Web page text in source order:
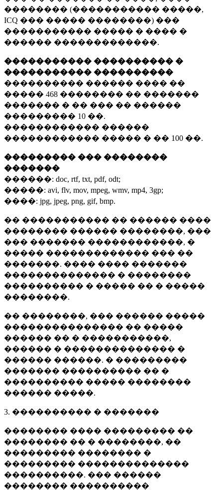
�������� (����������� �����,
ICQ ��� ����� ��������) ���
����������� ����� � ���� �
������ �������������.
����������� ���������� �
����������� ����������
���������� ������ ���� ��
����� 468 �������� �� �������
������� � �� ��� �� ������
��������� 10 ��.
������������ ������
������������ ����� � �� 100 ��.
��������� ��� ��������
�������
������: doc, rtf, txt, pdf, odt;
�����: avi, flv, mov, mpeg, wmv, mp4, 3gp;
����: jpg, jpeg, png, gif, bmp.
�� ����������� �� ������ ����
�������� ������ ��������, ���
��� ������� ������������, �
����� ������������� ��� ��
�������. ���� ���� �������
�������������� � ��������
���������� � ����� �� � �����
��������.
�� ��������, ��� ������ �����
��������������� �� �����
������ �� � �����������,
������ � �������������� �
������ ������. � ���������
������� ���������� �� �
���������� ����� ��������
������ �����.
3. ���������� � �������
�������� ���� ��������� ��
�������� �� � ��������, ��
��������� �������� �
��������� ��������������
����������. ��� ������
�������� ����������